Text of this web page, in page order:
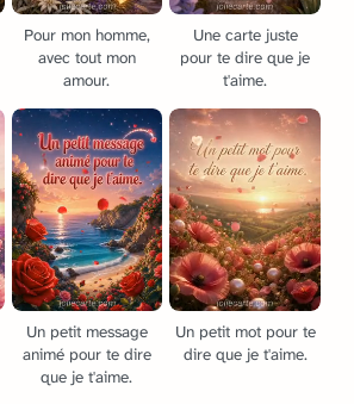
Pour mon homme,
avec tout mon
amour.
Une carte juste
pour te dire que je
t'aime.
Un petit message
animé pour te dire
que je t'aime.
Un petit mot pour te
dire que je t'aime.